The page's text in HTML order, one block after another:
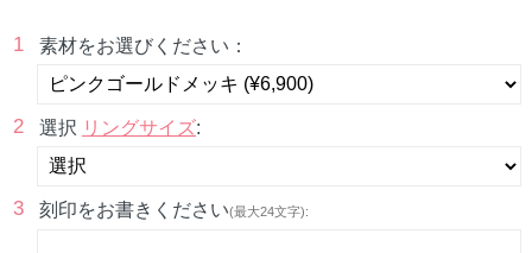
1 素材をお選びください：
2 選択 リングサイズ:
3 刻印をお書きください(最大24文字):